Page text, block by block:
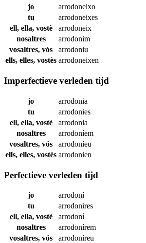
jo
arrodoneixo
tu
arrodoneixes
ell, ella, vostè
arrodoneix
nosaltres
arrodonim
vosaltres, vós
arrodoniu
ells, elles, vostès arrodoneixen
Imperfectieve verleden tijd
jo
arrodonia
tu
arrodonies
ell, ella, vostè
arrodonia
nosaltres
arrodoníem
vosaltres, vós
arrodoníeu
ells, elles, vostès arrodonien
Perfectieve verleden tijd
jo
arrodoní
tu
arrodonires
ell, ella, vostè
arrodoní
nosaltres
arrodonírem
vosaltres, vós
arrodoníreu